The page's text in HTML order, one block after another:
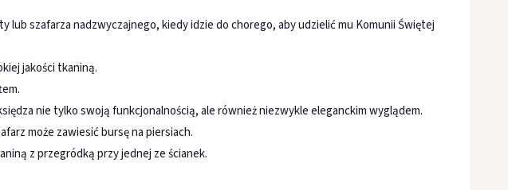
lub szafarza nadzwyczajnego, kiedy idzie do chorego, aby udzielić mu Komunii Świętej
jakości tkaniną.
nie tylko swoją funkcjonalnością, ale również niezwykle eleganckim wyglądem.
może zawiesić bursę na piersiach.
z przegródką przy jednej ze ścianek.